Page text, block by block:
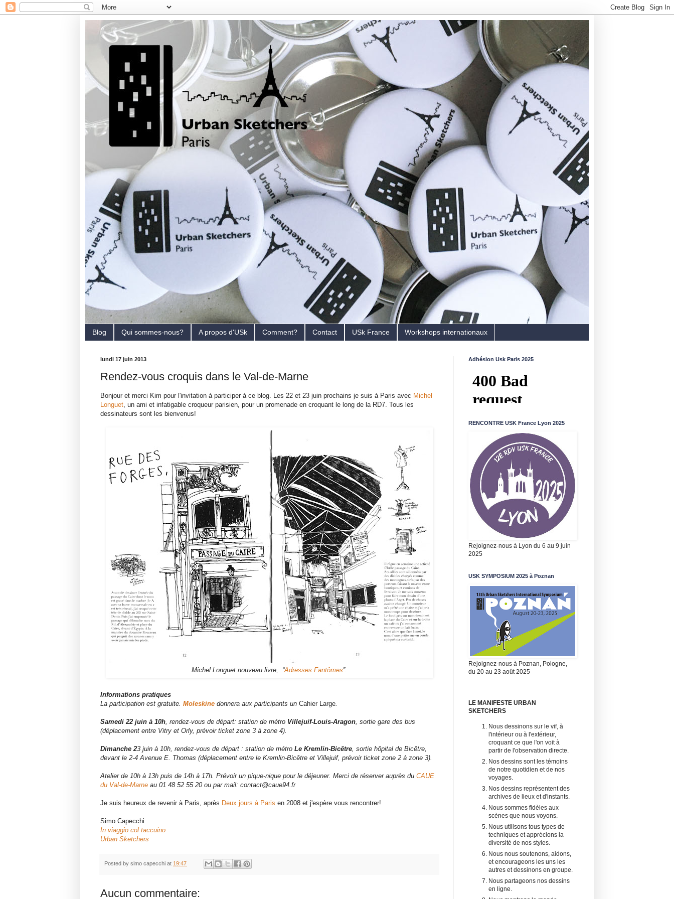
Blog Qui sommes-nous? A propos d'USk Comment? Contact USk France Workshops internationaux
lundi 17 juin 2013
Rendez-vous croquis dans le Val-de-Marne
Bonjour et merci Kim pour l'invitation à participer à ce blog. Les 22 et 23 juin prochains je suis à Paris avec Michel
Longuet, un ami et infatigable croqueur parisien, pour un promenade en croquant le long de la RD7. Tous les
dessinateurs sont les bienvenus!
Michel Longuet nouveau livre, “Adresses Fantômes”.
Informations pratiques
La participation est gratuite. Moleskine donnera aux participants un Cahier Large.
Samedi 22 juin à 10h, rendez-vous de départ: station de métro Villejuif-Louis-Aragon, sortie gare des bus
(déplacement entre Vitry et Orly, prévoir ticket zone 3 à zone 4).
Dimanche 23 juin à 10h, rendez-vous de départ : station de métro Le Kremlin-Bicêtre, sortie hôpital de Bicêtre,
devant le 2-4 Avenue E. Thomas (déplacement entre le Kremlin-Bicêtre et Villejuif, prévoir ticket zone 2 à zone 3).
Atelier de 10h à 13h puis de 14h à 17h. Prévoir un pique-nique pour le déjeuner. Merci de réserver auprès du CAUE
du Val-de-Marne au 01 48 52 55 20 ou par mail: contact@caue94.fr
Je suis heureux de revenir à Paris, après Deux jours à Paris en 2008 et j'espère vous rencontrer!
Simo Capecchi
In viaggio col taccuino
Urban Sketchers
Posted by simo capecchi at 19:47
Aucun commentaire:
Adhésion Usk Paris 2025
RENCONTRE USK France Lyon 2025
Rejoignez-nous à Lyon du 6 au 9 juin
2025
USK SYMPOSIUM 2025 à Poznan
Rejoignez-nous à Poznan, Pologne,
du 20 au 23 août 2025
LE MANIFESTE URBAN
SKETCHERS
Nous dessinons sur le vif, à
l'intérieur ou à l'extérieur,
croquant ce que l'on voit à
partir de l'observation directe.
Nos dessins sont les témoins
de notre quotidien et de nos
voyages.
Nos dessins représentent des
archives de lieux et d'instants.
Nous sommes fidèles aux
scènes que nous voyons.
Nous utilisons tous types de
techniques et apprécions la
diversité de nos styles.
Nous nous soutenons, aidons,
et encourageons les uns les
autres et dessinons en groupe.
Nous partageons nos dessins
en ligne.